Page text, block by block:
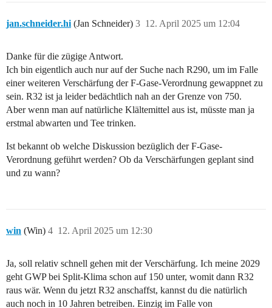
jan.schneider.hi (Jan Schneider) 12. April 2025 um 12:04
3
Danke für die zügige Antwort.
Ich bin eigentlich auch nur auf der Suche nach R290, um im Falle
einer weiteren Verschärfung der F-Gase-Verordnung gewappnet zu
sein. R32 ist ja leider bedächtlich nah an der Grenze von 750.
Aber wenn man auf natürliche Klältemittel aus ist, müsste man ja
erstmal abwarten und Tee trinken.
Ist bekannt ob welche Diskussion bezüglich der F-Gase-
Verordnung geführt werden? Ob da Verschärfungen geplant sind
und zu wann?
win (Win) 12. April 2025 um 12:30
4
Ja, soll relativ schnell gehen mit der Verschärfung. Ich meine 2029
geht GWP bei Split-Klima schon auf 150 unter, womit dann R32
raus wär. Wenn du jetzt R32 anschaffst, kannst du die natürlich
auch noch in 10 Jahren betreiben. Einzig im Falle von